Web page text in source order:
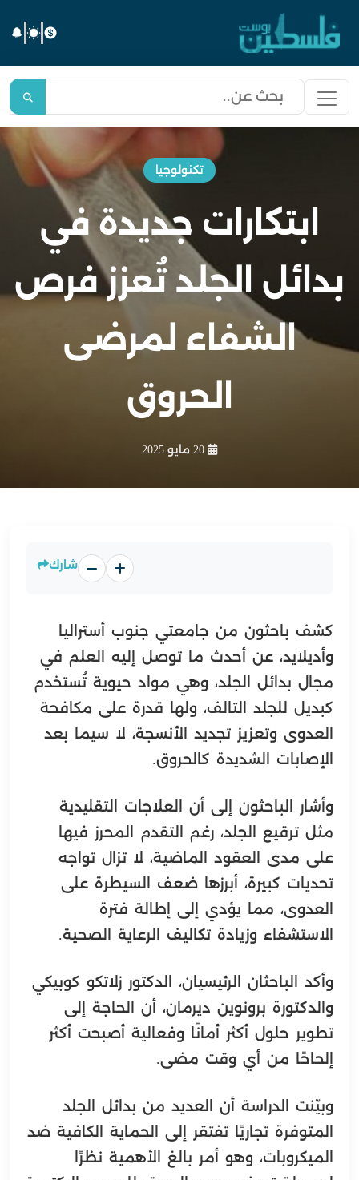
تكنولوجيا
ابتكارات جديدة في
بدائل الجلد تُعزز فرص
الشفاء لمرضى
الحروق
شارك
كشف باحثون من جامعتي جنوب أستراليا
وأديلايد، عن أحدث ما توصل إليه العلم في
مجال بدائل الجلد، وهي مواد حيوية تُستخدم
كبديل للجلد التالف، ولها قدرة على مكافحة
العدوى وتعزيز تجديد الأنسجة، لا سيما بعد
الإصابات الشديدة كالحروق.
وأشار الباحثون إلى أن العلاجات التقليدية
مثل ترقيع الجلد، رغم التقدم المحرز فيها
على مدى العقود الماضية، لا تزال تواجه
تحديات كبيرة، أبرزها ضعف السيطرة على
العدوى، مما يؤدي إلى إطالة فترة
الاستشفاء وزيادة تكاليف الرعاية الصحية.
وأكد الباحثان الرئيسيان، الدكتور زلاتكو كوبيكي
والدكتورة برونوين ديرمان، أن الحاجة إلى
تطوير حلول أكثر أمانًا وفعالية أصبحت أكثر
إلحاحًا من أي وقت مضى.
وبيّنت الدراسة أن العديد من بدائل الجلد
المتوفرة تجاريًا تفتقر إلى الحماية الكافية ضد
الميكروبات، وهو أمر بالغ الأهمية نظرًا